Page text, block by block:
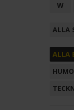
W
ALLA
ALLA